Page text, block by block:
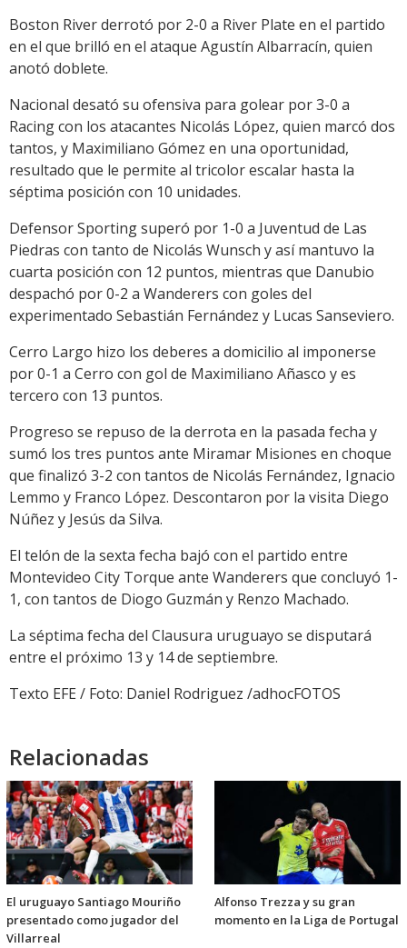
Boston River derrotó por 2-0 a River Plate en el partido
en el que brilló en el ataque Agustín Albarracín, quien
anotó doblete.
Nacional desató su ofensiva para golear por 3-0 a
Racing con los atacantes Nicolás López, quien marcó dos
tantos, y Maximiliano Gómez en una oportunidad,
resultado que le permite al tricolor escalar hasta la
séptima posición con 10 unidades.
Defensor Sporting superó por 1-0 a Juventud de Las
Piedras con tanto de Nicolás Wunsch y así mantuvo la
cuarta posición con 12 puntos, mientras que Danubio
despachó por 0-2 a Wanderers con goles del
experimentado Sebastián Fernández y Lucas Sanseviero.
Cerro Largo hizo los deberes a domicilio al imponerse
por 0-1 a Cerro con gol de Maximiliano Añasco y es
tercero con 13 puntos.
Progreso se repuso de la derrota en la pasada fecha y
sumó los tres puntos ante Miramar Misiones en choque
que finalizó 3-2 con tantos de Nicolás Fernández, Ignacio
Lemmo y Franco López. Descontaron por la visita Diego
Núñez y Jesús da Silva.
El telón de la sexta fecha bajó con el partido entre
Montevideo City Torque ante Wanderers que concluyó 1-
1, con tantos de Diogo Guzmán y Renzo Machado.
La séptima fecha del Clausura uruguayo se disputará
entre el próximo 13 y 14 de septiembre.
Texto EFE / Foto: Daniel Rodriguez /adhocFOTOS
Relacionadas
El uruguayo Santiago Mouriño
presentado como jugador del
Villarreal
Alfonso Trezza y su gran
momento en la Liga de Portugal